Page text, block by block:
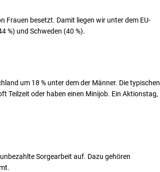
Frauen besetzt. Damit liegen wir unter dem EU-
%) und Schweden (40 %).
um 18 % unter dem der Männer. Die typischen
Teilzeit oder haben einen Minijob. Ein Aktionstag,
Sorgearbeit auf. Dazu gehören